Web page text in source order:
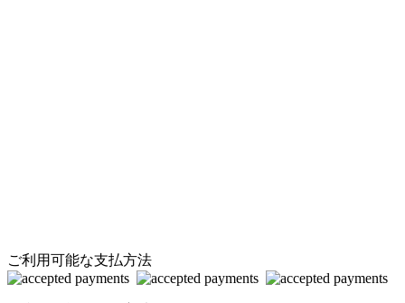
ご利用可能な支払方法